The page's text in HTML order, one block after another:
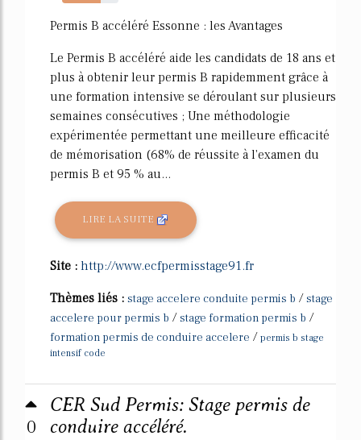
68%
Permis B accéléré Essonne : les Avantages
Le Permis B accéléré aide les candidats de 18 ans et
plus à obtenir leur permis B rapidemment grâce à
une formation intensive se déroulant sur plusieurs
semaines consécutives ; Une méthodologie
expérimentée permettant une meilleure efficacité
de mémorisation (68% de réussite à l'examen du
permis B et 95 % au...
LIRE LA SUITE
Site : http://www.ecfpermisstage91.fr
Thèmes liés : stage accelere conduite permis b /stage
accelere pour permis b /stage formation permis b /
formation permis de conduire accelere / permis b stage
intensif code
0
CER Sud Permis: Stage permis de
conduire accéléré.